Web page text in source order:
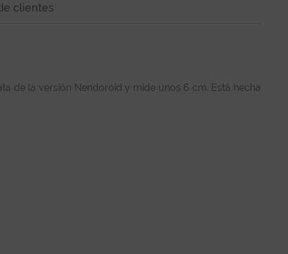
clientes
de la versión Nendoroid y mide unos 6 cm. Está hecha